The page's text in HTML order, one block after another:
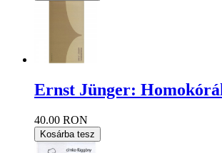
Ernst Jünger:
40.00 RON
Kosárba tesz